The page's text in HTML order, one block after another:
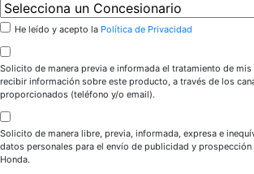
He leído y acepto la Política de Privacidad
Solicito de manera previa e informada el tratamiento de
recibir información sobre este producto, a través de los
proporcionados (teléfono y/o email).
Solicito de manera libre, previa, informada, expresa e
datos personales para el envío de publicidad y
Honda.